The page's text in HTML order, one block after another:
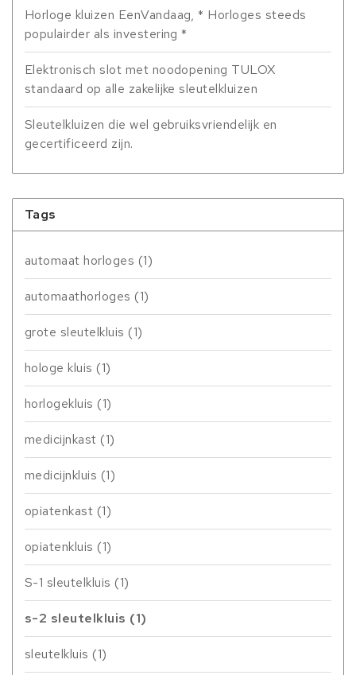
Horloge kluizen EenVandaag, * Horloges steeds
populairder als investering *
Elektronisch slot met noodopening TULOX
standaard op alle zakelijke sleutelkluizen
Sleutelkluizen die wel gebruiksvriendelijk en
gecertificeerd zijn.
Tags
automaat horloges (1)
automaathorloges (1)
grote sleutelkluis (1)
hologe kluis (1)
horlogekluis (1)
medicijnkast (1)
medicijnkluis (1)
opiatenkast (1)
opiatenkluis (1)
S-1 sleutelkluis (1)
s-2 sleutelkluis (1)
sleutelkluis (1)